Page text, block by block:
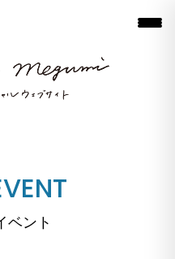
ベント